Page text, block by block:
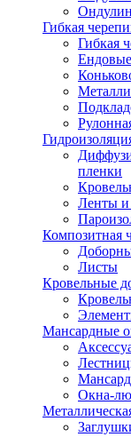
Ондулин
Гибкая
Гибкая
пленки
Ленты и
Композитная
Листы
Кровельные
Мансардные
Окна-